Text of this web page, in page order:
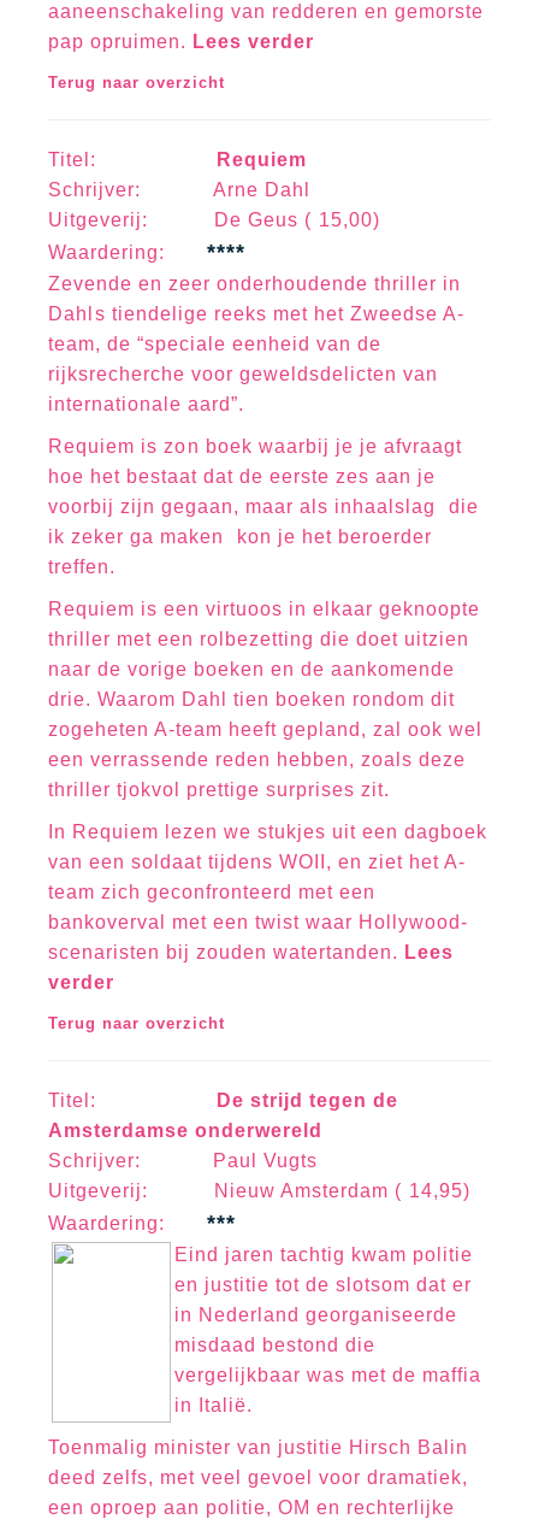
aaneenschakeling van redderen en gemorste
pap opruimen. Lees verder
Terug naar overzicht
Titel:
Requiem
Schrijver: Arne Dahl
Uitgeverij: De Geus ( 15,00)
Waardering: ****
Zevende en zeer onderhoudende thriller in
Dahls tiendelige reeks met het Zweedse A-
team, de “speciale eenheid van de
rijksrecherche voor geweldsdelicten van
internationale aard”.
Requiem is zon boek waarbij je je afvraagt
hoe het bestaat dat de eerste zes aan je
voorbij zijn gegaan, maar als inhaalslag  die
ik zeker ga maken  kon je het beroerder
treffen.
Requiem is een virtuoos in elkaar geknoopte
thriller met een rolbezetting die doet uitzien
naar de vorige boeken en de aankomende
drie. Waarom Dahl tien boeken rondom dit
zogeheten A-team heeft gepland, zal ook wel
een verrassende reden hebben, zoals deze
thriller tjokvol prettige surprises zit.
In Requiem lezen we stukjes uit een dagboek
van een soldaat tijdens WOII, en ziet het A-
team zich geconfronteerd met een
bankoverval met een twist waar Hollywood-
scenaristen bij zouden watertanden. Lees
verder
Terug naar overzicht
Titel:
De strijd tegen de
Amsterdamse onderwereld
Schrijver: Paul Vugts
Uitgeverij: Nieuw Amsterdam ( 14,95)
Waardering: ***
Eind jaren tachtig kwam politie
en justitie tot de slotsom dat er
in Nederland georganiseerde
misdaad bestond die
vergelijkbaar was met de maffia
in Italië.
Toenmalig minister van justitie Hirsch Balin
deed zelfs, met veel gevoel voor dramatiek,
een oproep aan politie, OM en rechterlijke